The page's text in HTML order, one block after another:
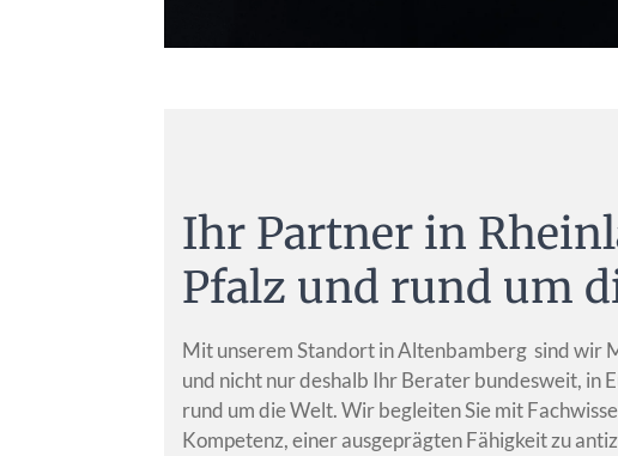
Ihr Partner in
Pfalz und rund um
Mit unserem Standort in Altenbamberg sind wir
und nicht nur deshalb Ihr Berater bundesweit, in
rund um die Welt. Wir begleiten Sie mit
Kompetenz, einer ausgeprägten Fähigkeit zu